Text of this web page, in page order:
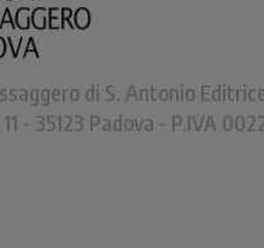
di S. Antonio
- 35123 Padova - P.IVA